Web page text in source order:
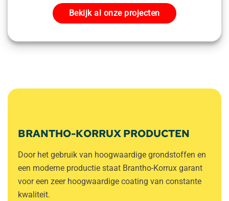
Bekijk al onze projecten
BRANTHO-KORRUX PRODUCTEN
Door het gebruik van hoogwaardige grondstoffen en
een moderne productie staat Brantho-Korrux garant
voor een zeer hoogwaardige coating van constante
kwaliteit.